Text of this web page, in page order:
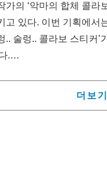
가의 ‘악마의 합체 콜라
고 있다. 이번 기획에서
.. 술렁.. 콜라보 스티커’
.
와라 마사토)와 효도 카
. 여기에 나가노 작가도
더보기